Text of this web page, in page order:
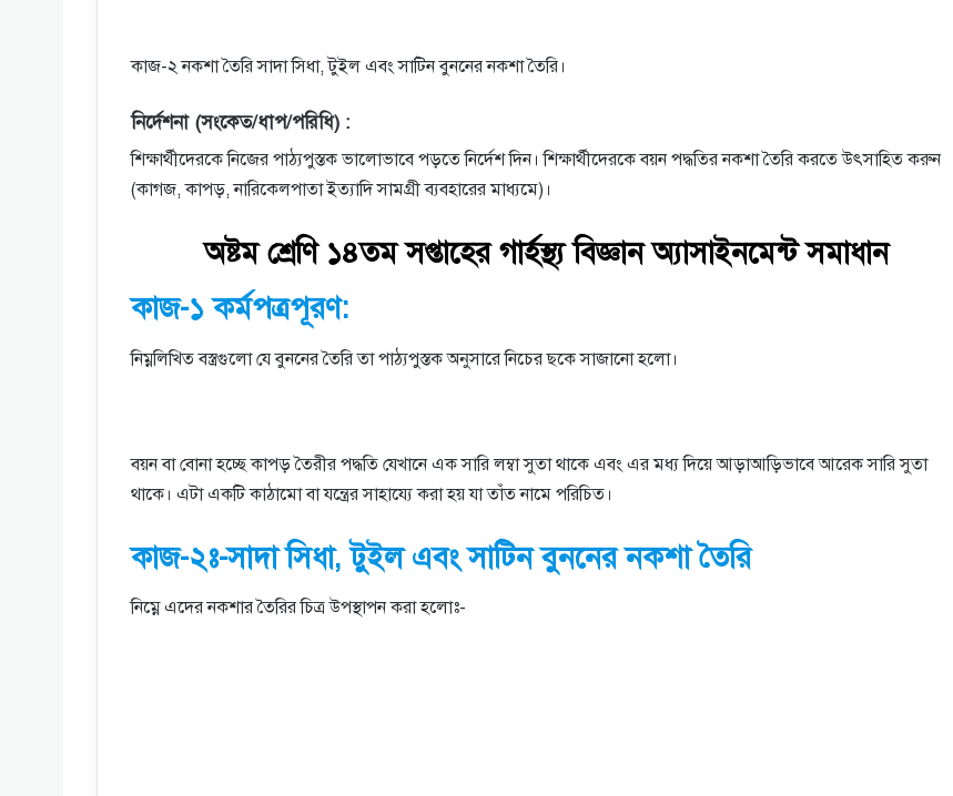
কাজ-২ নকশা তৈরি সাদা সিধা, টুইল এবং সাটিন বুননের নকশা তৈরি।
নির্দেশনা (সংকেত/ধাপ/পরিধি) :
শিক্ষার্থীদেরকে নিজের পাঠ্যপুস্তক ভালােভাবে পড়তে নির্দেশ দিন। শিক্ষার্থীদেরকে বয়ন পদ্ধতির নকশা তৈরি করতে উৎসাহিত করুন
(কাগজ, কাপড়, নারিকেলপাতা ইত্যাদি সামগ্রী ব্যবহারের মাধ্যমে)।
অষ্টম শ্রেণি ১৪তম সপ্তাহের গার্হস্থ্য বিজ্ঞান অ্যাসাইনমেন্ট সমাধান
কাজ-১ কর্মপত্রপূরণ:
নিম্নলিখিত বস্ত্রগুলো যে বুননের তৈরি তা পাঠ্যপুস্তক অনুসারে নিচের ছকে সাজানো হলো।
বয়ন বা বোনা হচ্ছে কাপড় তৈরীর পদ্ধতি যেখানে এক সারি লম্বা সুতা থাকে এবং এর মধ্য দিয়ে আড়াআড়িভাবে আরেক সারি সুতা
থাকে। এটা একটি কাঠামো বা যন্ত্রের সাহায্যে করা হয় যা তাঁত নামে পরিচিত।
কাজ-২ঃ-সাদা সিধা, টুইল এবং সাটিন বুননের নকশা তৈরি
নিম্নে এদের নকশার তৈরির চিত্র উপস্থাপন করা হলোঃ-